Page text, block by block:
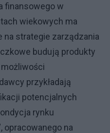
finansowego w
wiekowych ma
na strategie zarządzania
budują produkty
przykładają
potencjalnych
rynku
opracowanego na